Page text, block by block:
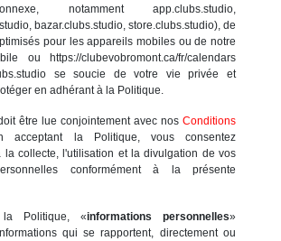
notamment app.clubs.studio,
bazar.clubs.studio, store.clubs.studio), de
pour les appareils mobiles ou de notre
ou https://clubevobromont.ca/fr/calendars
se soucie de votre vie privée et
en adhérant à la Politique.
être lue conjointement avec nos Conditions
acceptant la Politique, vous consentez
la collecte, l'utilisation et la divulgation de vos
conformément à la présente
Politique, «informations personnelles»
qui se rapportent, directement ou